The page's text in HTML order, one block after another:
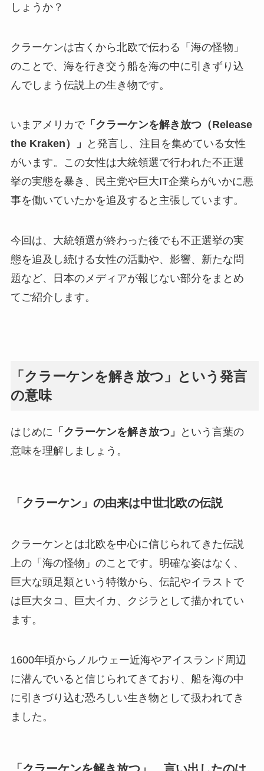
しょうか？
クラーケンは古くから北欧で伝わる「海の怪物」
のことで、海を行き交う船を海の中に引きずり込
んでしまう伝説上の生き物です。
いまアメリカで「クラーケンを解き放つ（Release
the Kraken）」
と発言し、注目を集めている女性
がいます。この女性は大統領選で行われた不正選
挙の実態を暴き、民主党や巨大IT企業らがいかに悪
事を働いていたかを追及すると主張しています。
今回は、大統領選が終わった後でも不正選挙の実
態を追及し続ける女性の活動や、影響、新たな問
題など、日本のメディアが報じない部分をまとめ
てご紹介します。
「クラーケンを解き放つ」という発言
の意味
はじめに 「クラーケンを解き放つ」
という言葉の
意味を理解しましょう。
「クラーケン」の由来は中世北欧の伝説
クラーケンとは北欧を中心に信じられてきた伝説
上の「海の怪物」のことです。明確な姿はなく、
巨大な頭足類という特徴から、伝記やイラストで
は巨大タコ、巨大イカ、クジラとして描かれてい
ます。
1600年頃からノルウェー近海やアイスランド周辺
に潜んでいると信じられてきており、船を海の中
に引きづり込む恐ろしい生き物として扱われてき
ました。